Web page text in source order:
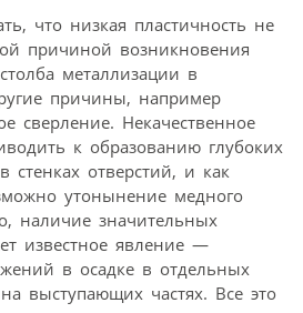
что низкая пластичность не
причиной возникновения
металлизации в
причины, например
сверление. Некачественное
к образованию глубоких
отверстий, и как
утонынение медного
наличие значительных
известное явление —
в осадке в отдельных
выступающих частях. Все это